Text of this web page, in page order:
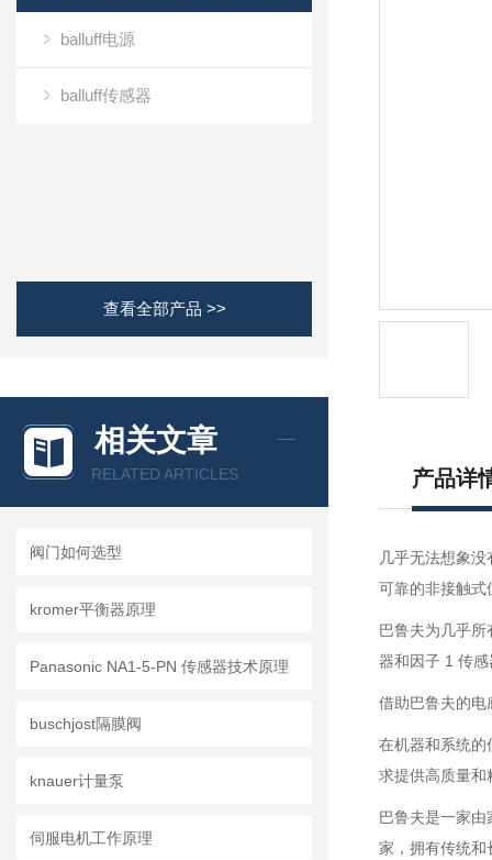
balluff电源
balluff传感器
查看全部产品 >>
相关文章
RELATED ARTICLES
阀门如何选型
kromer平衡器原理
Panasonic NA1-5-PN 传感器技术原理
buschjost隔膜阀
knauer计量泵
伺服电机工作原理
产品详
几乎无法想象
可靠的非接触式
巴鲁夫为几乎
器和因子 1 传
借助巴鲁夫的电
在机器和系统的
求提供高质量和
巴鲁夫是一家
家，拥有传统和